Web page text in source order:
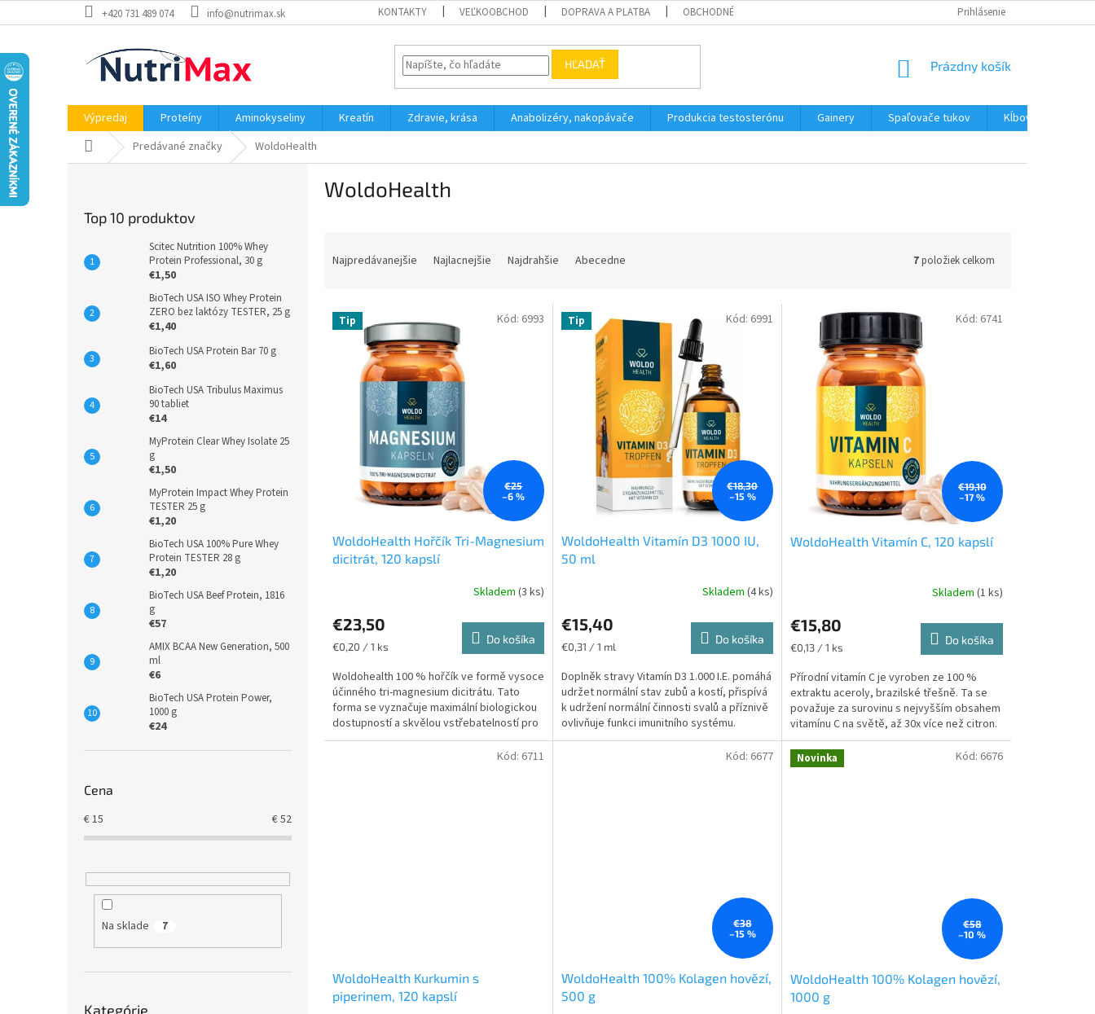
na
+420 731 489 074 info@nutrimax.sk KONTAKTY VEĽKOOBCHOD DOPRAVA A PLATBA OBCHODNÉ PODMIENKY PODMIENKY OCHRANY OSOBNÝCH ÚDAJOV
Prihlásenie
HĽADAŤ
NÁKUPNÝ
Prázdny košík
Výpredaj Proteíny Aminokyseliny Kreatín Zdravie, krása Anabolizéry, nakopávače Produkcia testosterónu Gainery Spaľovače tukov
Kĺbová výživa
DomovPredávané značky WoldoHealth
Top 10 produktov
Scitec Nutrition 100% Whey
Protein Professional, 30 g
€1,50
BioTech USA ISO Whey Protein
ZERO bez laktózy TESTER, 25 g
€1,40
BioTech USA Protein Bar 70 g
€1,60
BioTech USA Tribulus Maximus
90 tabliet
€14
MyProtein Clear Whey Isolate 25
g
€1,50
MyProtein Impact Whey Protein
TESTER 25 g
€1,20
BioTech USA 100% Pure Whey
Protein TESTER 28 g
€1,20
BioTech USA Beef Protein, 1816
g
€57
AMIX BCAA New Generation, 500
ml
€6
BioTech USA Protein Power,
1000 g
€24
Cena
€15 €52
Na sklade 7
kategórie
Kategórie
WoldoHealth
n
Najpredávanejšie Najlacnejšie Najdrahšie Abecedne 7položiek celkom
V Tip
€25
–6 %
WoldoHealth Hořčík Tri-Magnesium
dicitrát, 120 kapslí
Skladem (3 ks)
€23,50
Jednotková
€0,20 / 1 ks
Do košíka
Woldohealth 100 % hořčík ve formě vysoce
účinného tri-magnesium dicitrátu. Tato
forma se vyznačuje maximální biologickou
dostupností a skvělou vstřebatelností pro
lidské tělo. V...
Kód: 6993 Tip
€18,30
–15 %
WoldoHealth Vitamín D3 1000 IU,
50 ml
Skladem (4 ks)
€15,40
Jednotková
€0,31 / 1 ml
Do košíka
Doplněk stravy Vitamín D3 1.000 I.E. pomáhá
udržet normální stav zubů a kostí, přispívá
k udržení normální činnosti svalů a příznivě
ovlivňuje funkci imunitního systému.
Vitamín...
Kód: 6991
€19,10
–17 %
WoldoHealth Vitamín C, 120 kapslí
Skladem (1 ks)
€15,80
Jednotková
€0,13 / 1 ks
Do košíka
Přírodní vitamín C je vyroben ze 100 %
extraktu aceroly, brazilské třešně. Ta se
považuje za surovinu s nejvyšším obsahem
vitamínu C na světě, až 30x více než citron.
Tento...
Kód: 6741
WoldoHealth Kurkumin s
piperinem, 120 kapslí
Kód: 6711
€38
–15 %
WoldoHealth 100% Kolagen hovězí,
500 g
Kód: 6677 Novinka
€58
–10 %
WoldoHealth 100% Kolagen hovězí,
1000 g
Kód: 6676